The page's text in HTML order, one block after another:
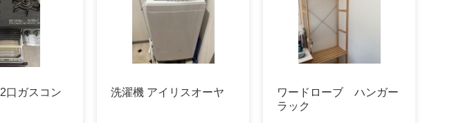
ガスコン
洗濯機 アイリスオーヤ
ワードローブ ハンガー
ラック